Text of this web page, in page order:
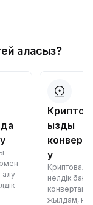
аласыз?
алу
ызды
у
нөлдік
жылдам,